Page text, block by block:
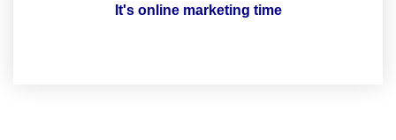
It's online marketing time